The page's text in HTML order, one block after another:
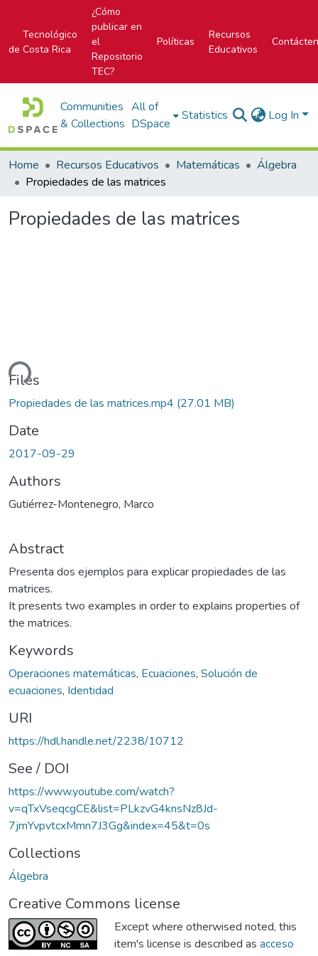
Tecnológico
de Costa Rica
¿Cómo
publicar en
el
Repositorio
TEC?
Políticas
Recursos
Educativos
Communities
& Collections
All of
DSpace
Statistics Log In
Home Recursos Educativos Matemáticas
Álgebra
Propiedades de las matrices
Propiedades de las matrices
Files
Propiedades de las matrices.mp4 (27.01 MB)
Date
2017-09-29
Authors
Gutiérrez-Montenegro, Marco
Abstract
Presenta dos ejemplos para explicar propiedades de las
matrices.
It presents two examples in order to explains properties of
the matrices.
Keywords
Operaciones matemáticas, Ecuaciones, Solución de
ecuaciones, Identidad
URI
https://hdl.handle.net/2238/10712
See / DOI
https://www.youtube.com/watch?
v=qTxVseqcgCE&list=PLkzvG4knsNz8Jd-
7jmYvpvtcxMmn7J3Gg&index=45&t=0s
Collections
Álgebra
Creative Commons license
Except where otherwised noted, this
item's license is described as acceso